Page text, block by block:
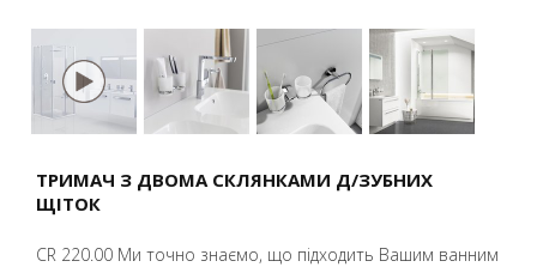
ТРИМАЧ З ДВОМА СКЛЯНКАМИ Д/ЗУБНИХ
ЩІТОК
CR 220.00 Ми точно знаємо, що підходить Вашим ванним